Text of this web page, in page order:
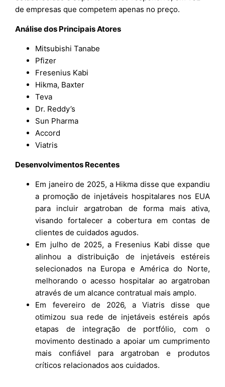
de empresas que competem apenas no preço.
Análise dos Principais Atores
Mitsubishi Tanabe
Pfizer
Fresenius Kabi
Hikma, Baxter
Teva
Dr. Reddy’s
Sun Pharma
Accord
Viatris
Desenvolvimentos Recentes
Em janeiro de 2025, a Hikma disse que expandiu
a promoção de injetáveis hospitalares nos EUA
para incluir argatroban de forma mais ativa,
visando fortalecer a cobertura em contas de
clientes de cuidados agudos.
Em julho de 2025, a Fresenius Kabi disse que
alinhou a distribuição de injetáveis estéreis
selecionados na Europa e América do Norte,
melhorando o acesso hospitalar ao argatroban
através de um alcance contratual mais amplo.
Em fevereiro de 2026, a Viatris disse que
otimizou sua rede de injetáveis estéreis após
etapas de integração de portfólio, com o
movimento destinado a apoiar um cumprimento
mais confiável para argatroban e produtos
críticos relacionados aos cuidados.